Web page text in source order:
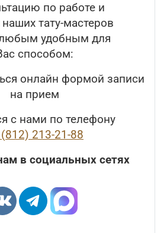
по работе и
тату-мастеров
удобным для
способом:
онлайн формой записи
на прием
с нами по телефону
213-21-88
в социальных сетях